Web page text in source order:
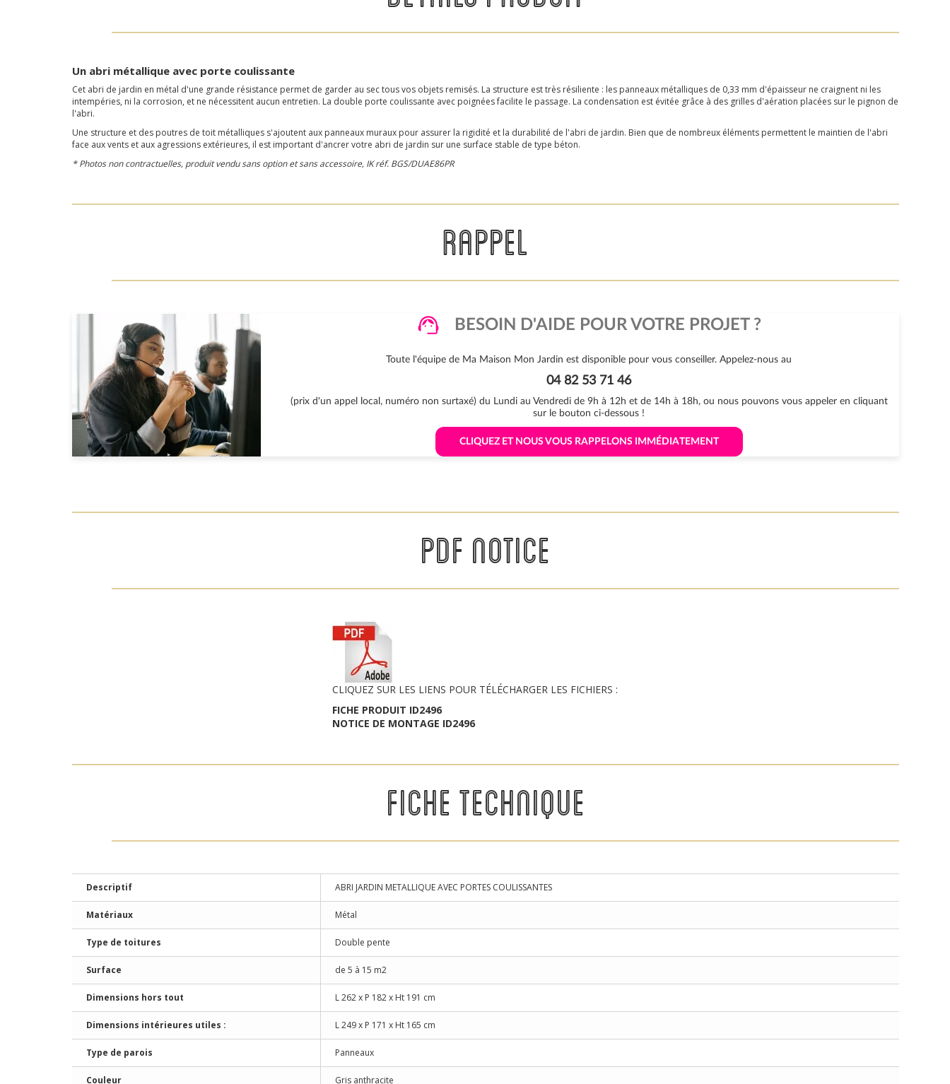
Un abri métallique avec porte coulissante
Cet abri de jardin en métal d'une grande résistance permet de garder au sec tous vos objets remisés. La structure est très résiliente : les panneaux métalliques de 0,33 mm d'épaisseur ne craignent ni les
intempéries, ni la corrosion, et ne nécessitent aucun entretien. La double porte coulissante avec poignées facilite le passage. La condensation est évitée grâce à des grilles d'aération placées sur le pignon de
l'abri.
Une structure et des poutres de toit métalliques s'ajoutent aux panneaux muraux pour assurer la rigidité et la durabilité de l'abri de jardin. Bien que de nombreux éléments permettent le maintien de l'abri
face aux vents et aux agressions extérieures, il est important d'ancrer votre abri de jardin sur une surface stable de type béton.
* Photos non contractuelles, produit vendu sans option et sans accessoire, IK réf. BGS/DUAE86PR
RAPPEL
BESOIN D'AIDE POUR VOTRE PROJET ?
Toute l'équipe de Ma Maison Mon Jardin est disponible pour vous conseiller. Appelez-nous au
04 82 53 71 46
(prix d'un appel local, numéro non surtaxé) du Lundi au Vendredi de 9h à 12h et de 14h à 18h, ou nous pouvons vous appeler en cliquant
sur le bouton ci-dessous !
CLIQUEZ ET NOUS VOUS RAPPELONS IMMÉDIATEMENT
PDF NOTICE
CLIQUEZ SUR LES LIENS POUR TÉLÉCHARGER LES FICHIERS :
FICHE PRODUIT ID2496
NOTICE DE MONTAGE ID2496
FICHE TECHNIQUE
Descriptif ABRI JARDIN METALLIQUE AVEC PORTES COULISSANTES
Matériaux Métal
Type de toitures Double pente
Surface de 5 à 15 m2
Dimensions hors tout L 262 x P 182 x Ht 191 cm
Dimensions intérieures utiles : L 249 x P 171 x Ht 165 cm
Type de parois Panneaux
Couleur Gris anthracite